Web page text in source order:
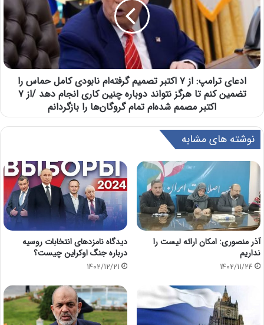
ادعای ترامپ: از ۷ اکتبر تصمیم گرفته‌ام نابودی کامل حماس را
تضمین کنم تا هرگز نتواند دوباره چنین کاری انجام دهد /از ۷
اکتبر مصمم شده‌ام تمام گروگان‌ها را بازگردانم
نوشته های مشابه
آذر منصوری: امکان ارائه لیست را
نداریم
1402/11/24
دیدگاه نامزدهای انتخابات روسیه
درباره جنگ اوکراین چیست؟
1402/12/21